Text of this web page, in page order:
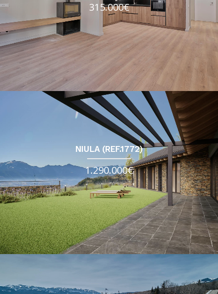
315.000€
NIULA (REF.1772)
1.290.000€